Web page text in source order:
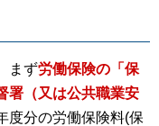
まず労働保険の「保
署（又は公共職業安
度分の労働保険料(保